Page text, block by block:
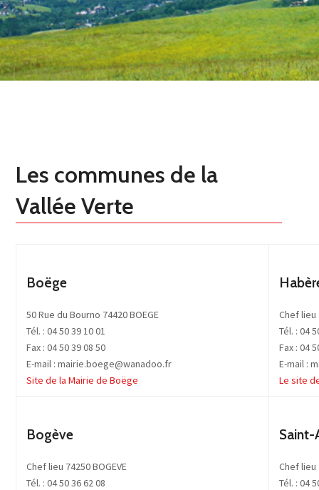
Les communes de la
Vallée Verte
Boëge
50 Rue du Bourno 74420 BOEGE
Tél. : 04 50 39 10 01
Fax : 04 50 39 08 50
E-mail : mairie.boege@wanadoo.fr
Site de la Mairie de Boëge
Chef lieu
Tél. : 04
Fax : 04
E-mail :
Le site
Bogève
Chef lieu 74250 BOGEVE
Tél. : 04 50 36 62 08
Saint-
Chef lieu
Tél. : 04